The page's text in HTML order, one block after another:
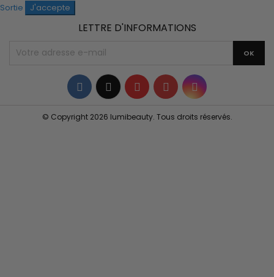
Sortie
J'accepte
LETTRE D'INFORMATIONS
Facebook
TwitterYouTubePinterestInstagram
© Copyright 2026 lumibeauty. Tous droits réservés.